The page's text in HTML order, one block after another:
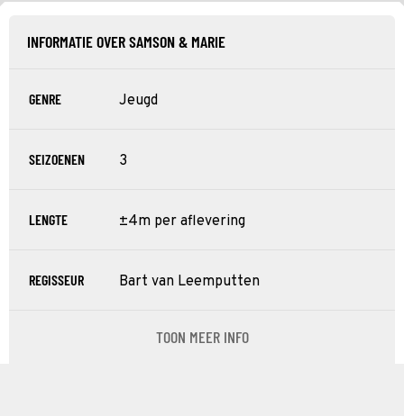
INFORMATIE OVER SAMSON & MARIE
GENRE Jeugd
SEIZOENEN 3
LENGTE ±4m per aflevering
REGISSEUR Bart van Leemputten
TOON MEER INFO